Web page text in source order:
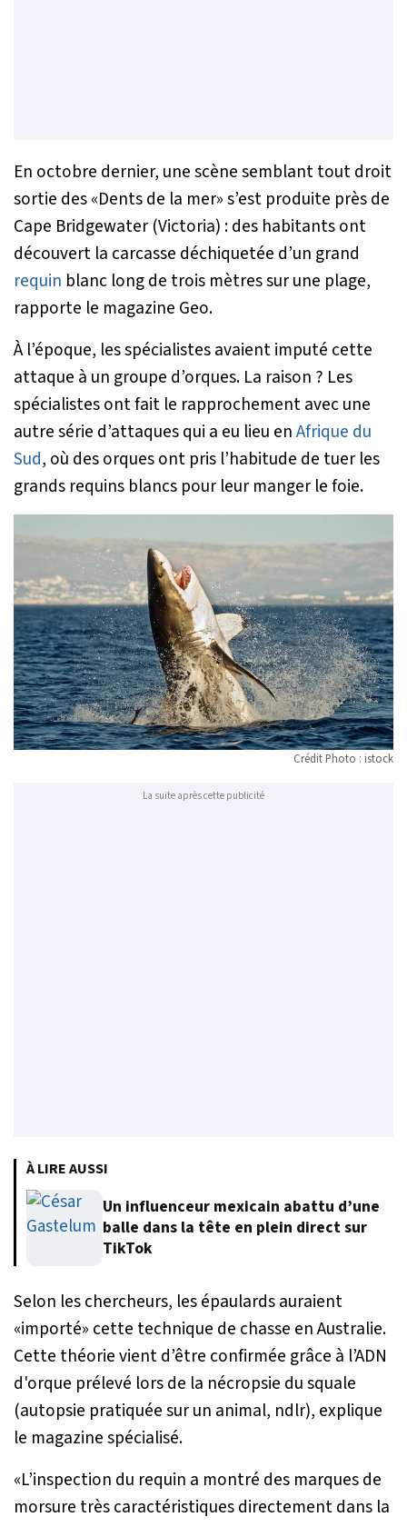
En octobre dernier, une scène semblant tout droit
sortie des «Dents de la mer» s’est produite près de
Cape Bridgewater (Victoria) : des habitants ont
découvert la carcasse déchiquetée d’un grand
requin blanc long de trois mètres sur une plage,
rapporte le magazine Geo.
À l’époque, les spécialistes avaient imputé cette
attaque à un groupe d’orques. La raison ? Les
spécialistes ont fait le rapprochement avec une
autre série d’attaques qui a eu lieu enAfrique du
Sud, où des orques ont pris l’habitude de tuer les
grands requins blancs pour leur manger le foie.
Crédit Photo : istock
La suite après cette publicité
À LIRE AUSSI
Un influenceur mexicain abattu d’une
balle dans la tête en plein direct sur
TikTok
Selon les chercheurs, les épaulards auraient
«importé» cette technique de chasse en Australie.
Cette théorie vient d’être confirmée grâce à l’ADN
d'orque prélevé lors de la nécropsie du squale
(autopsie pratiquée sur un animal, ndlr), explique
le magazine spécialisé.
«L’inspection du requin a montré des marques de
morsure très caractéristiques directement dans la